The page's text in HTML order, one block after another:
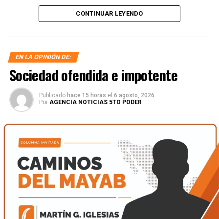
CONTINUAR LEYENDO
EN LA OPINIÓN DE:
Sociedad ofendida e impotente
Publicado hace 15 horas el 6 agosto, 2026
Por AGENCIA NOTICIAS 5TO PODER